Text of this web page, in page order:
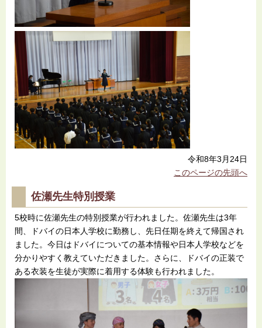
令和8年3月24日
このページの先頭へ
佐瀬先生特別授業
5校時に佐瀬先生の特別授業が行われました。佐瀬先生は3年
間、ドバイの日本人学校に勤務し、先日任期を終えて帰国され
ました。今日はドバイについての基本情報や日本人学校などを
分かりやすく教えていただきました。さらに、ドバイの正装で
ある衣装を生徒が実際に着用する体験も行われました。